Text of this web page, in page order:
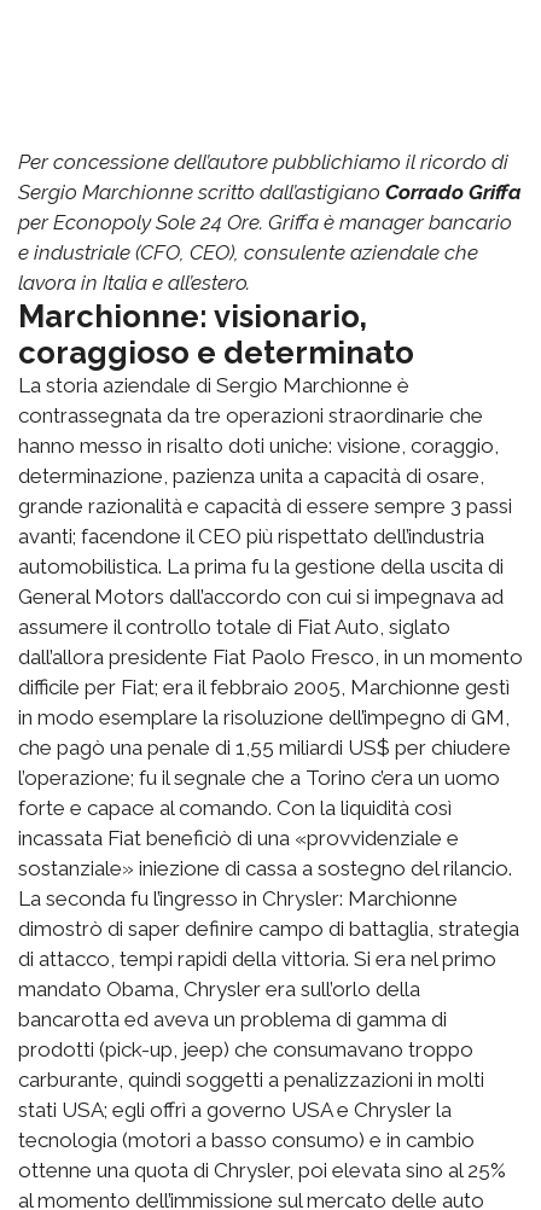
Per concessione dell’autore pubblichiamo il ricordo di
Sergio Marchionne scritto dall’astigiano Corrado Griffa
per Econopoly Sole 24 Ore. Griffa è manager bancario
e industriale (CFO, CEO), consulente aziendale che
lavora in Italia e all’estero.
Marchionne: visionario,
coraggioso e determinato
La storia aziendale di Sergio Marchionne è
contrassegnata da tre operazioni straordinarie che
hanno messo in risalto doti uniche: visione, coraggio,
determinazione, pazienza unita a capacità di osare,
grande razionalità e capacità di essere sempre 3 passi
avanti; facendone il CEO più rispettato dell’industria
automobilistica. La prima fu la gestione della uscita di
General Motors dall’accordo con cui si impegnava ad
assumere il controllo totale di Fiat Auto, siglato
dall’allora presidente Fiat Paolo Fresco, in un momento
difficile per Fiat; era il febbraio 2005, Marchionne gestì
in modo esemplare la risoluzione dell’impegno di GM,
che pagò una penale di 1,55 miliardi US$ per chiudere
l’operazione; fu il segnale che a Torino c’era un uomo
forte e capace al comando. Con la liquidità così
incassata Fiat beneficiò di una «provvidenziale e
sostanziale» iniezione di cassa a sostegno del rilancio.
La seconda fu l’ingresso in Chrysler: Marchionne
dimostrò di saper definire campo di battaglia, strategia
di attacco, tempi rapidi della vittoria. Si era nel primo
mandato Obama, Chrysler era sull’orlo della
bancarotta ed aveva un problema di gamma di
prodotti (pick-up, jeep) che consumavano troppo
carburante, quindi soggetti a penalizzazioni in molti
stati USA; egli offrì a governo USA e Chrysler la
tecnologia (motori a basso consumo) e in cambio
ottenne una quota di Chrysler, poi elevata sino al 25%
al momento dell’immissione sul mercato delle auto